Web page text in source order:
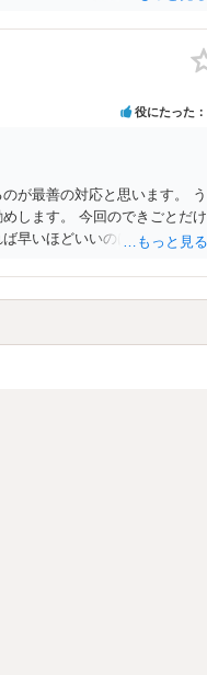
がよいでしょう。
役にたった
が最善の対応と思います。 う
します。 今回のできごとだけ
早いほどいいのは間違いあり